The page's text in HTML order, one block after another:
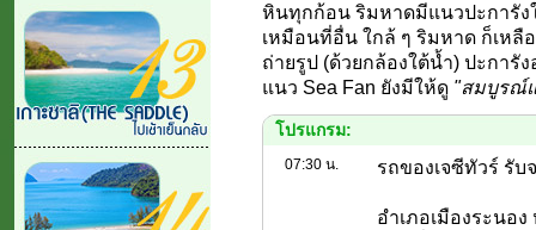
หินทุกก้อน ริมหาดมีแนวปะการั
เหมือนที่อื่น ใกล้ ๆ ริมหาด ก็เหลื
ถ่ายรูป (ด้วยกล้องใต้น้ำ) ปะการั
แนว Sea Fan ยังมีให้ดู "สมบูรณ์
โปรแกรม:
07:30 น. รถของเจซีทัวร์ รั
อำเภอเมืองระนอ